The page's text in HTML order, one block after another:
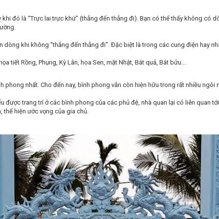
đó là “Trực lai trực khứ” (thẳng đến thẳng đi). Bạn có thể thấy không có
khi không "thẳng đến thẳng đi". Đặc biệt là trong các cung điện hay
tiết Rồng, Phụng, Kỳ Lân, hoa Sen, mặt Nhật, Bát quả, Bát bửu...
phong nhất. Cho đến nay, bình phong vẫn còn hiện hữu trong rất nhiều ngôi
được trang trí ở các bình phong của các phủ đệ, nhà quan lại có liên quan
thể hiện ước vọng của gia chủ.